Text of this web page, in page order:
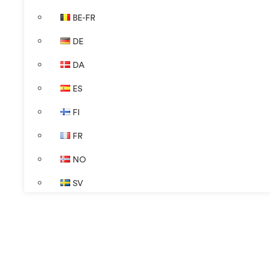
BE-FR
DE
DA
ES
FI
FR
NO
SV